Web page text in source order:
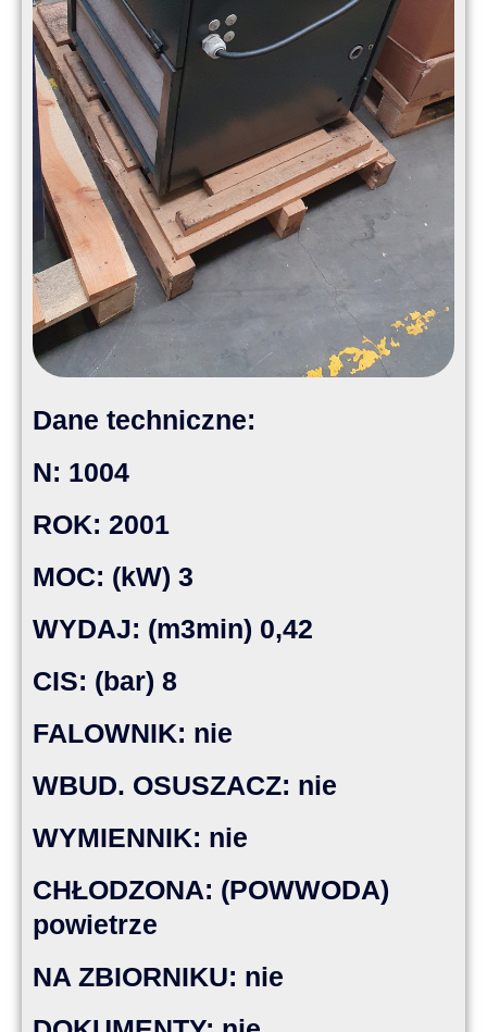
Dane techniczne:
N: 1004
ROK: 2001
MOC: (kW) 3
WYDAJ: (m3min) 0,42
CIS: (bar) 8
FALOWNIK: nie
WBUD. OSUSZACZ: nie
WYMIENNIK: nie
CHŁODZONA: (POWWODA)
powietrze
NA ZBIORNIKU: nie